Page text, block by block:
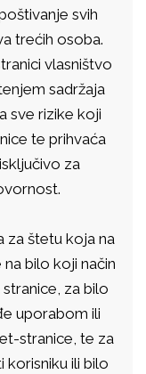
svih
trećih osoba.
vlasništvo
sadržaja
sve rizike koji
te prihvaća
za
za štetu koja na
bilo koji način
za bilo
uporabom ili
stranice, te za
korisniku ili bilo